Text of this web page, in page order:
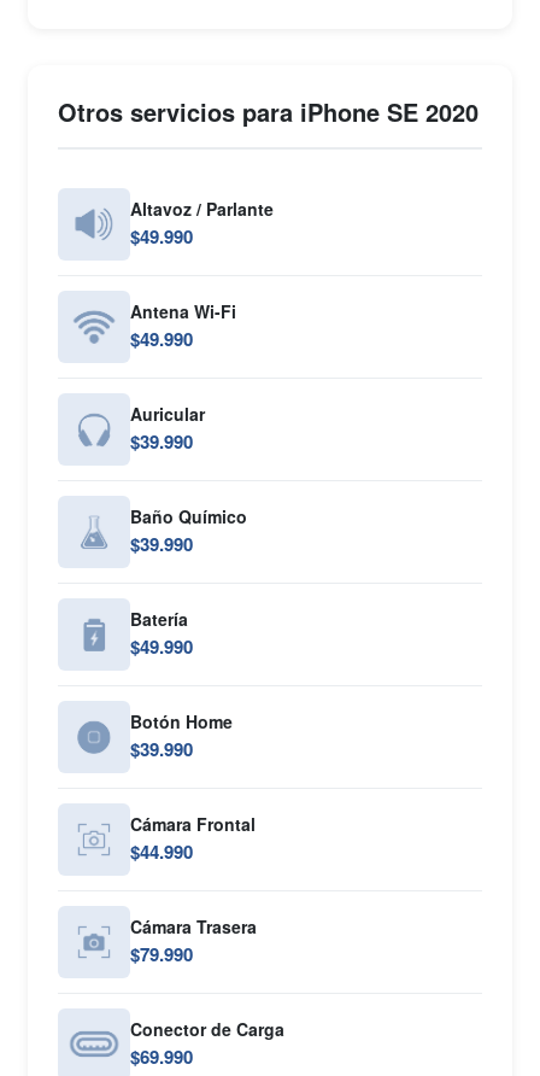
Otros servicios para iPhone SE 2020
Altavoz / Parlante
$49.990
Antena Wi-Fi
$49.990
Auricular
$39.990
Baño Químico
$39.990
Batería
$49.990
Botón Home
$39.990
Cámara Frontal
$44.990
Cámara Trasera
$79.990
Conector de Carga
$69.990